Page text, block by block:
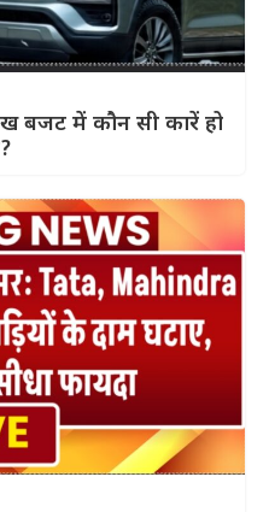
बजट में कौन सी कारें हो